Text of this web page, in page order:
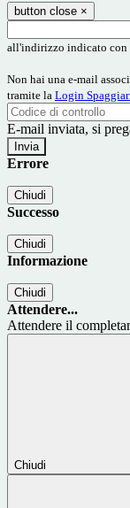
button close ×
all'indirizzo indicato con
Non hai una e-mail
tramite la Login
E-mail inviata, si
Errore
Chiudi
Successo
Chiudi
Informazione
Chiudi
Attendere...
Attendere il
Chiudi